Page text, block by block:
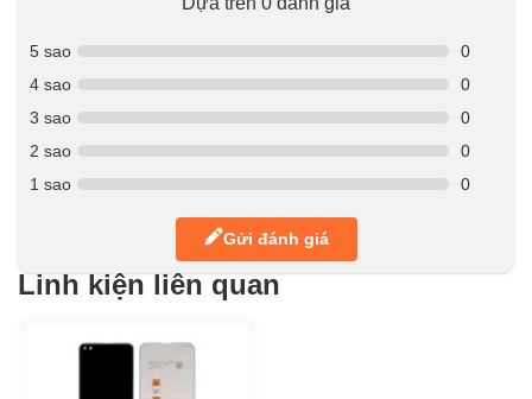
5 sao
0
4 sao
0
3 sao
0
2 sao
0
1 sao
0
Gửi đánh giá
Linh kiện liên quan